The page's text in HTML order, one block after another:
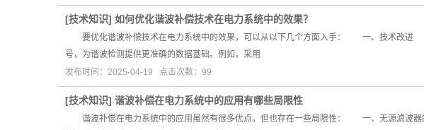
[技术知识] 如何优化谐波补偿技术在电力系统中的效果？
要优化谐波补偿技术在电力系统中的效果，可以从以下几个方面入手： 一、技术改进
号，为谐波检测提供更准确的数据基础。例如，采用
发布时间：2025-04-19 点击次数：99
[技术知识] 谐波补偿在电力系统中的应用有哪些局限性
谐波补偿在电力系统中的应用虽然有很多优点，但也存在一些局限性： 一、无源滤波